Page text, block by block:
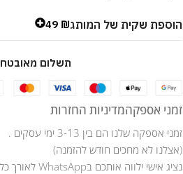
הוספת שקית של המותג 49 ₪
תשלום מאובטח
זמני אספקהמדיניות החזרות
זמני אספקה שלנו הם בין 3-13 ימי עסקים .
(אצלנו לא מחכים חודש להזמנה)
נציג אישי ילווה אותכם בWhatsApp לאורך כל מהלך ההזמנה .